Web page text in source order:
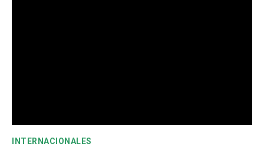
INTERNACIONALES